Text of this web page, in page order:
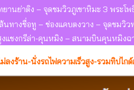
านย่าติง – จุดชมวิวภูเขาหิมะ 3 พระโ
ส้นทางชื่อทู – ช่องแคบตงวาง – จุดชมวิ
สูงแชงกรีล่า-คุนหมิง – สนามบินคุนหมิ
ม่ลงร้าน-นั่งรถไฟความเร็วสูง-รวมทิปไ